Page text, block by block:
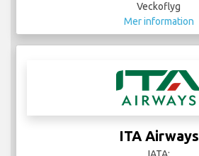
Veckoflyg
Mer information
ITA Airways